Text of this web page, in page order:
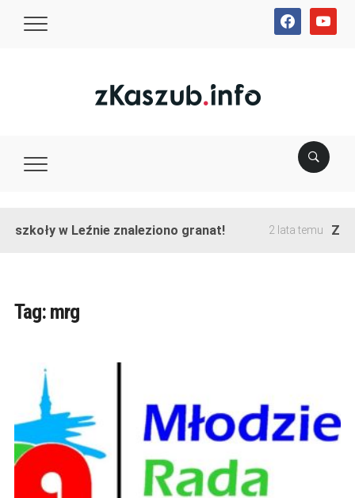
facebookyoutube
szkoły w Leźnie znaleziono granat! 2 lata temu
Tag: mrg